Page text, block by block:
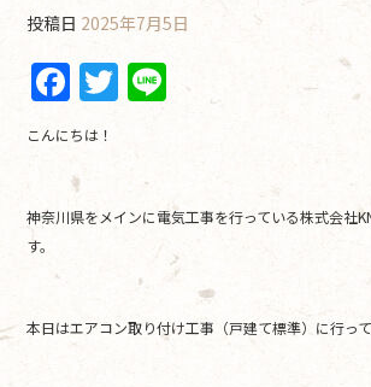
投稿日 2025年7月5日
F
a
c
e
b
o
k
T
w
er
Li
こんにちは！
神奈川県をメインに電気工事を行っている株式会社
す。
本日はエアコン取り付け工事（戸建て標準）に行っ